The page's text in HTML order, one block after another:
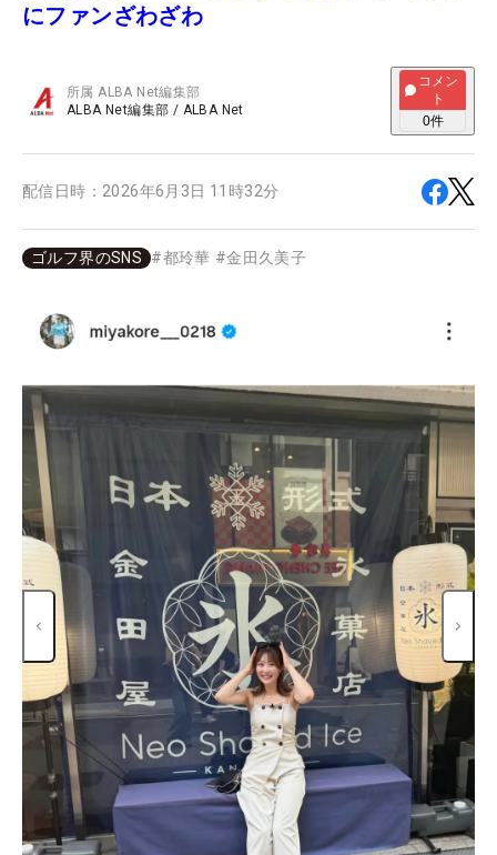
にファンざわざわ
所属ALBA Net編集部
ALBA Net編集部 / ALBA Net
コメン
ト
0件
配信日時： 2026年6月3日 11時32分
ゴルフ界のSNS #都玲華 #金田久美子